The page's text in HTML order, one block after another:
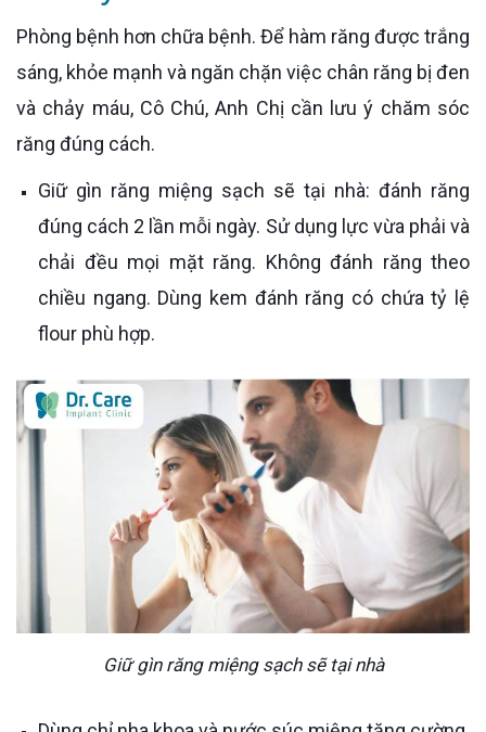
Phòng bệnh hơn chữa bệnh. Để hàm răng được trắng
sáng, khỏe mạnh và ngăn chặn việc chân răng bị đen
và chảy máu, Cô Chú, Anh Chị cần lưu ý chăm sóc
răng đúng cách.
Giữ gìn răng miệng sạch sẽ tại nhà: đánh răng
đúng cách 2 lần mỗi ngày. Sử dụng lực vừa phải và
chải đều mọi mặt răng. Không đánh răng theo
chiều ngang. Dùng kem đánh răng có chứa tỷ lệ
flour phù hợp.
Giữ gìn răng miệng sạch sẽ tại nhà